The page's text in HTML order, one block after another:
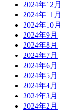
2024年12月
2024年11月
2024年10月
2024年9月
2024年8月
2024年7月
2024年6月
2024年5月
2024年4月
2024年3月
2024年2月